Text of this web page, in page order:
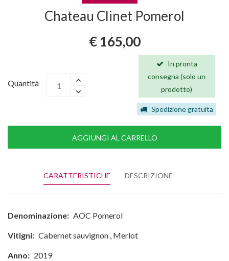
Chateau Clinet Pomerol
€ 165,00
Quantità
In pronta
consegna (solo un
prodotto)
Spedizione gratuita
AGGIUNGI AL CARRELLO
CARATTERISTICHE DESCRIZIONE
Denominazione: AOC Pomerol
Vitigni: Cabernet sauvignon , Merlot
Anno: 2019